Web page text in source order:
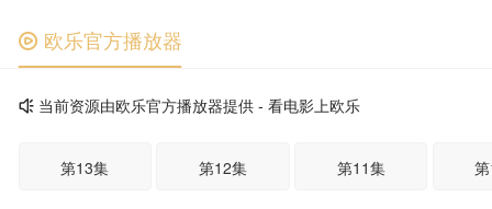
 欧乐官方播放器
当前资源由欧乐官方播放器提供 - 看电影上欧乐
第13集 第12集 第11集